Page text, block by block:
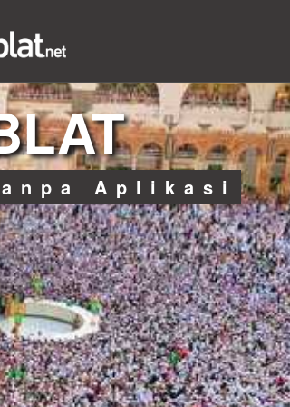
Aplikasi